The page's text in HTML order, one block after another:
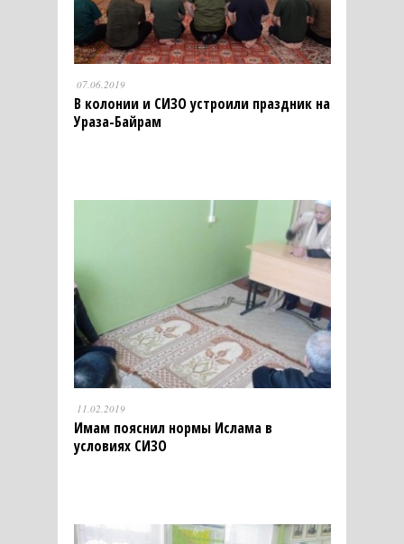
07.06.2019
В колонии и СИЗО устроили праздник на
Ураза-Байрам
11.02.2019
Имам пояснил нормы Ислама в
условиях СИЗО